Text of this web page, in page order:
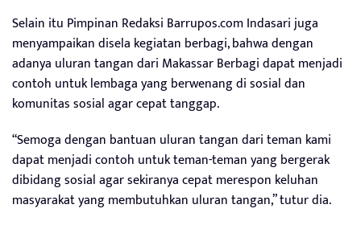
Selain itu Pimpinan Redaksi Barrupos.com Indasari juga
menyampaikan disela kegiatan berbagi, bahwa dengan
adanya uluran tangan dari Makassar Berbagi dapat menjadi
contoh untuk lembaga yang berwenang di sosial dan
komunitas sosial agar cepat tanggap.
“Semoga dengan bantuan uluran tangan dari teman kami
dapat menjadi contoh untuk teman-teman yang bergerak
dibidang sosial agar sekiranya cepat merespon keluhan
masyarakat yang membutuhkan uluran tangan,” tutur dia.